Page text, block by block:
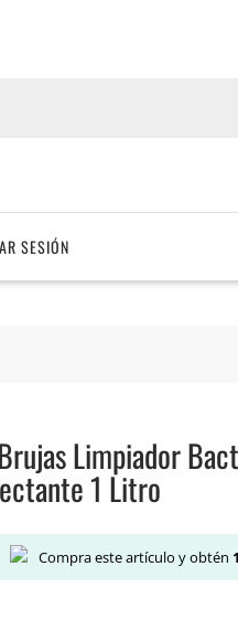
SESIÓN
Limpiador
1 Litro
Compra este artículo y obtén